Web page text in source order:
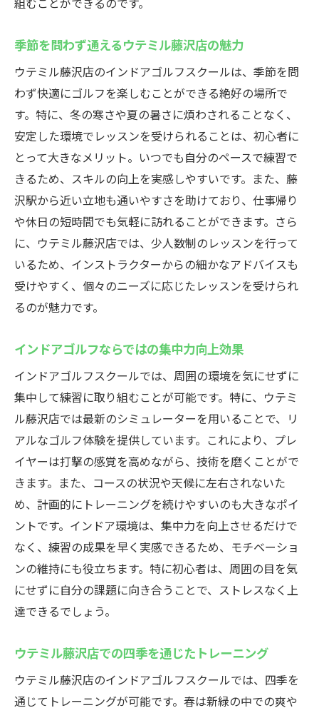
季節を問わず通えるウテミル藤沢店の魅力
ウテミル藤沢店のインドアゴルフスクールは、季節を問
わず快適にゴルフを楽しむことができる絶好の場所で
す。特に、冬の寒さや夏の暑さに煩わされることなく、
安定した環境でレッスンを受けられることは、初心者に
とって大きなメリット。いつでも自分のペースで練習で
きるため、スキルの向上を実感しやすいです。また、藤
沢駅から近い立地も通いやすさを助けており、仕事帰り
や休日の短時間でも気軽に訪れることができます。さら
に、ウテミル藤沢店では、少人数制のレッスンを行って
いるため、インストラクターからの細かなアドバイスも
受けやすく、個々のニーズに応じたレッスンを受けられ
るのが魅力です。
インドアゴルフならではの集中力向上効果
インドアゴルフスクールでは、周囲の環境を気にせずに
集中して練習に取り組むことが可能です。特に、ウテミ
ル藤沢店では最新のシミュレーターを用いることで、リ
アルなゴルフ体験を提供しています。これにより、プレ
イヤーは打撃の感覚を高めながら、技術を磨くことがで
きます。また、コースの状況や天候に左右されないた
め、計画的にトレーニングを続けやすいのも大きなポイ
ントです。インドア環境は、集中力を向上させるだけで
なく、練習の成果を早く実感できるため、モチベーショ
ンの維持にも役立ちます。特に初心者は、周囲の目を気
にせずに自分の課題に向き合うことで、ストレスなく上
達できるでしょう。
ウテミル藤沢店での四季を通じたトレーニング
ウテミル藤沢店のインドアゴルフスクールでは、四季を
通じてトレーニングが可能です。春は新緑の中での爽や